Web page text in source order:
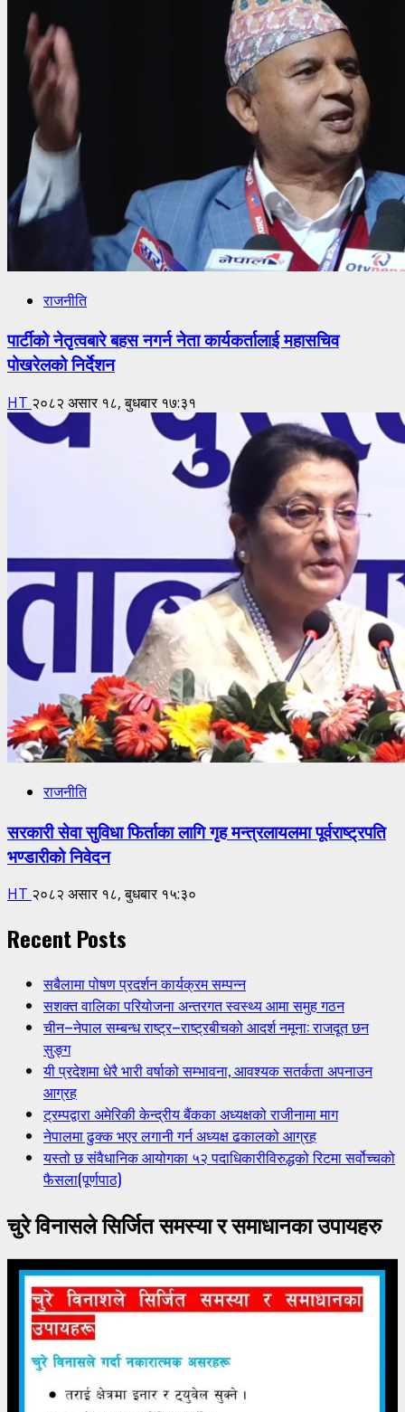
राजनीति
पार्टीको नेतृत्वबारे बहस नगर्न नेता कार्यकर्तालाई महासचिव
पोखरेलको निर्देशन
HT २०८२ असार १८, बुधबार १७:३१
राजनीति
सरकारी सेवा सुविधा फिर्ताका लागि गृह मन्त्रलायलमा पूर्वराष्ट्रपति
भण्डारीको निवेदन
HT २०८२ असार १८, बुधबार १५:३०
Recent Posts
सबैलामा पोषण प्रदर्शन कार्यक्रम सम्पन्न
सशक्त वालिका परियोजना अन्तरगत स्वस्थ्य आमा समुह गठन
चीन–नेपाल सम्बन्ध राष्ट्र–राष्ट्रबीचको आदर्श नमूना: राजदूत छन
सुङ्ग
यी प्रदेशमा धेरै भारी वर्षाको सम्भावना, आवश्यक सतर्कता अपनाउन
आग्रह
ट्रम्पद्वारा अमेरिकी केन्द्रीय बैंकका अध्यक्षको राजीनामा माग
नेपालमा ढुक्क भएर लगानी गर्न अध्यक्ष ढकालको आग्रह
यस्तो छ संवैधानिक आयोगका ५२ पदाधिकारीविरुद्धको रिटमा सर्वोच्चको
फैसला(पूर्णपाठ)
चुरे विनासले सिर्जित समस्या र समाधानका उपायहरु